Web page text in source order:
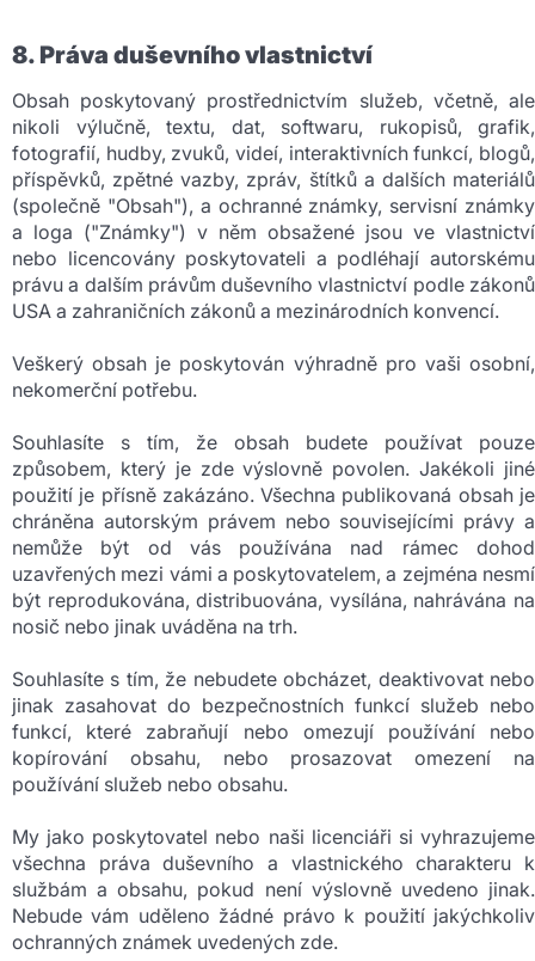
8. Práva duševního vlastnictví
Obsah poskytovaný prostřednictvím služeb, včetně, ale
nikoli výlučně, textu, dat, softwaru, rukopisů, grafik,
fotografií, hudby, zvuků, videí, interaktivních funkcí, blogů,
příspěvků, zpětné vazby, zpráv, štítků a dalších materiálů
(společně "Obsah"), a ochranné známky, servisní známky
a loga ("Známky") v něm obsažené jsou ve vlastnictví
nebo licencovány poskytovateli a podléhají autorskému
právu a dalším právům duševního vlastnictví podle zákonů
USA a zahraničních zákonů a mezinárodních konvencí.
Veškerý obsah je poskytován výhradně pro vaši osobní,
nekomerční potřebu.
Souhlasíte s tím, že obsah budete používat pouze
způsobem, který je zde výslovně povolen. Jakékoli jiné
použití je přísně zakázáno. Všechna publikovaná obsah je
chráněna autorským právem nebo souvisejícími právy a
nemůže být od vás používána nad rámec dohod
uzavřených mezi vámi a poskytovatelem, a zejména nesmí
být reprodukována, distribuována, vysílána, nahrávána na
nosič nebo jinak uváděna na trh.
Souhlasíte s tím, že nebudete obcházet, deaktivovat nebo
jinak zasahovat do bezpečnostních funkcí služeb nebo
funkcí, které zabraňují nebo omezují používání nebo
kopírování obsahu, nebo prosazovat omezení na
používání služeb nebo obsahu.
My jako poskytovatel nebo naši licenciáři si vyhrazujeme
všechna práva duševního a vlastnického charakteru k
službám a obsahu, pokud není výslovně uvedeno jinak.
Nebude vám uděleno žádné právo k použití jakýchkoliv
ochranných známek uvedených zde.